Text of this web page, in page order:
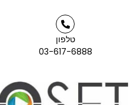
טלפון
03-617-6888